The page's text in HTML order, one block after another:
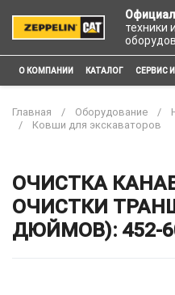
техники
О КОМПАНИИ КАТАЛОГ СЕРВИС
Главная Оборудование
Ковши для экскаваторов
ОЧИСТКА
ОЧИСТКИ
ДЮЙМОВ): 452-